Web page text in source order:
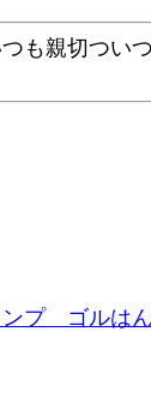
も親切つい
ンプ ゴルはん